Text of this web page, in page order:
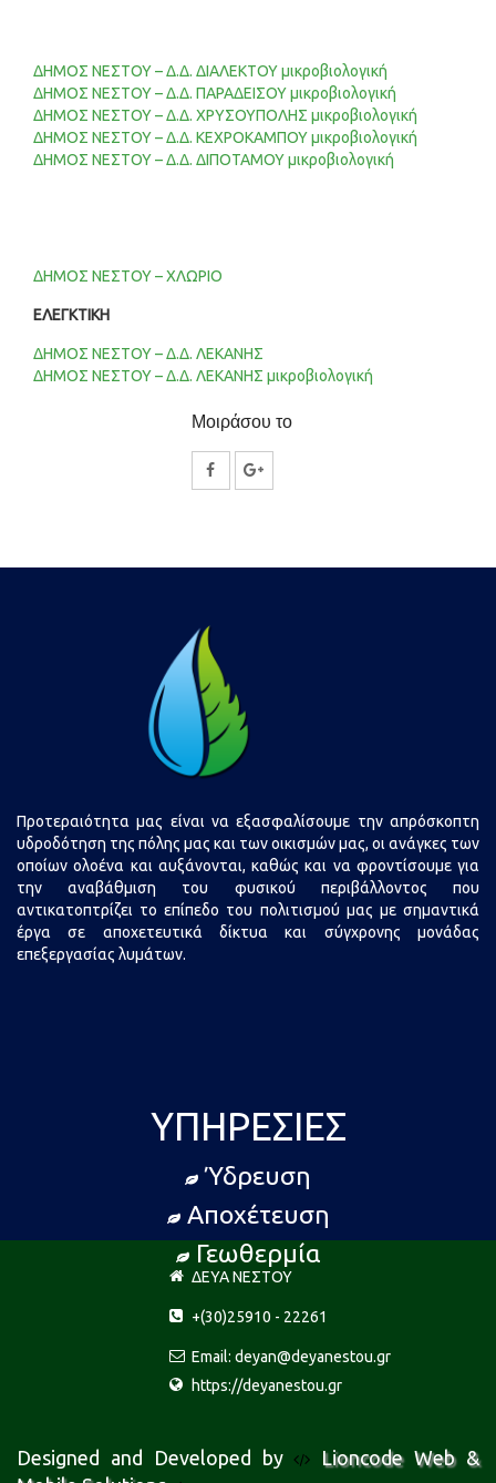
ΔΗΜΟΣ ΝΕΣΤΟΥ – Δ.Δ. ΔΙΑΛΕΚΤΟΥ μικροβιολογική
ΔΗΜΟΣ ΝΕΣΤΟΥ – Δ.Δ. ΠΑΡΑΔΕΙΣΟΥ μικροβιολογική
ΔΗΜΟΣ ΝΕΣΤΟΥ – Δ.Δ. ΧΡΥΣΟΥΠΟΛΗΣ μικροβιολογική
ΔΗΜΟΣ ΝΕΣΤΟΥ – Δ.Δ. ΚΕΧΡΟΚΑΜΠΟΥ μικροβιολογική
ΔΗΜΟΣ ΝΕΣΤΟΥ – Δ.Δ. ΔΙΠΟΤΑΜΟΥ μικροβιολογική
ΔΗΜΟΣ ΝΕΣΤΟΥ – ΧΛΩΡΙΟ
ΕΛΕΓΚΤΙΚΗ
ΔΗΜΟΣ ΝΕΣΤΟΥ – Δ.Δ. ΛΕΚΑΝΗΣ
ΔΗΜΟΣ ΝΕΣΤΟΥ – Δ.Δ. ΛΕΚΑΝΗΣ μικροβιολογική
Μοιράσου το
ΚοινοποίησηΚοινοποίηση
Προτεραιότητα μας είναι να εξασφαλίσουμε την απρόσκοπτη
υδροδότηση της πόλης μας και των οικισμών μας, οι ανάγκες των
οποίων ολοένα και αυξάνονται, καθώς και να φροντίσουμε για
την αναβάθμιση του φυσικού περιβάλλοντος που
αντικατοπτρίζει το επίπεδο του πολιτισμού μας με σημαντικά
έργα σε αποχετευτικά δίκτυα και σύγχρονης μονάδας
επεξεργασίας λυμάτων.
ΥΠΗΡΕΣΊΕΣ
Ύδρευση
Αποχέτευση
Γεωθερμία
ΔΕΥΑ ΝΕΣΤΟΥ
+(30)25910 - 22261
Email: deyan@deyanestou.gr
https://deyanestou.gr
Designed and Developed by
Lioncode Web &